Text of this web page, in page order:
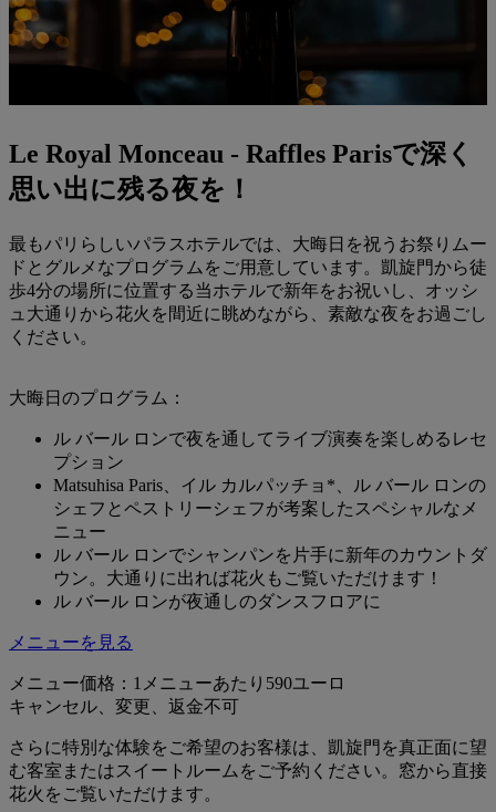
Le Royal Monceau - Raffles Parisで深く
思い出に残る夜を！
最もパリらしいパラスホテルでは、大晦日を祝うお祭りムー
ドとグルメなプログラムをご用意しています。凱旋門から徒
歩4分の場所に位置する当ホテルで新年をお祝いし、オッシ
ュ大通りから花火を間近に眺めながら、素敵な夜をお過ごし
ください。
大晦日のプログラム：
ル バール ロンで夜を通してライブ演奏を楽しめるレセ
プション
Matsuhisa Paris、イル カルパッチョ*、ル バール ロンの
シェフとペストリーシェフが考案したスペシャルなメ
ニュー
ル バール ロンでシャンパンを片手に新年のカウントダ
ウン。大通りに出れば花火もご覧いただけます！
ル バール ロンが夜通しのダンスフロアに
メニューを見る
メニュー価格：1メニューあたり590ユーロ
キャンセル、変更、返金不可
さらに特別な体験をご希望のお客様は、凱旋門を真正面に望
む客室またはスイートルームをご予約ください。窓から直接
花火をご覧いただけます。